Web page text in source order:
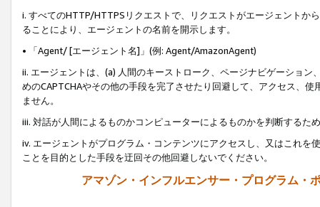
i. すべてのHTTP/HTTPSリクエストで、リクエストがエージェントか
ることにより、エージェントの名前を開示します。
• 「Agent/ [エージェント名]」(例: Agent/AmazonAgent)
ii. エージェントは、(a) 人間のキーストローク、ページナビゲーショ
めのCAPTCHAやその他の手段を完了させたり回避して、アクセス、
ません。
iii. 対話が人間によるものかコンピューターによるものかを判断するた
iv. エージェントがプログラム・コンテンツにアクセスし、又はこれ
ことを目的とした手段を迂回その他回避しないでください。
アマゾン・インフルエンサー・プログラム・